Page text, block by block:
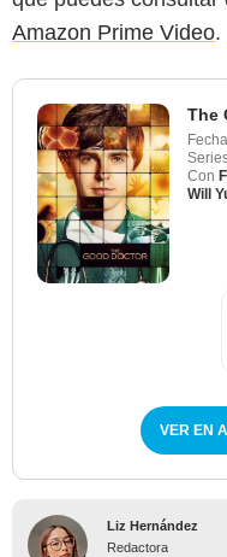
Amazon Prime Video.
The
Con
Will
VER EN
Liz Hernández
Redactora